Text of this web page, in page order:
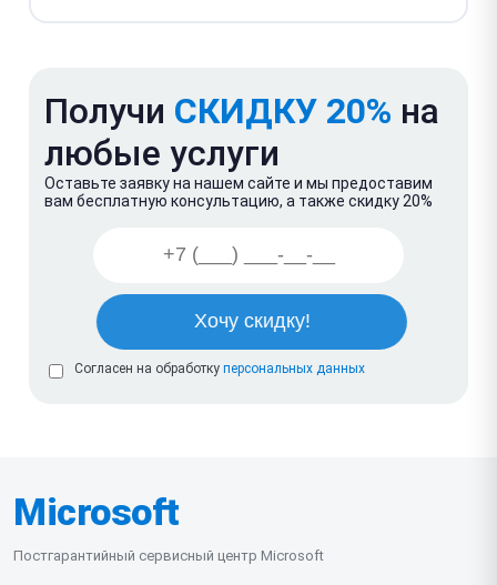
Получи СКИДКУ 20% на
любые услуги
Оставьте заявку на нашем сайте и мы предоставим
вам бесплатную консультацию, а также скидку 20%
Согласен на обработку персональных данных
Microsoft
Постгарантийный сервисный центр Microsoft